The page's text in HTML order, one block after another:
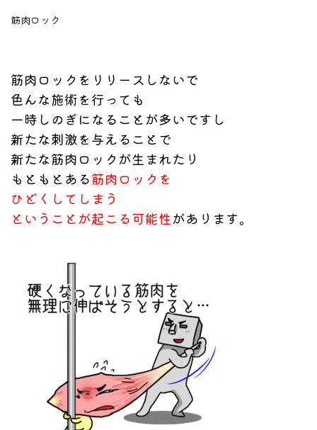
筋肉ロック
筋肉ロックをリリースしないで
色んな施術を行っても
一時しのぎになることが多いですし
新たな刺激を与えることで
新たな筋肉ロックが生まれたり
もともとある筋肉ロックを
ひどくしてしまう
ということが起こる可能性があります。